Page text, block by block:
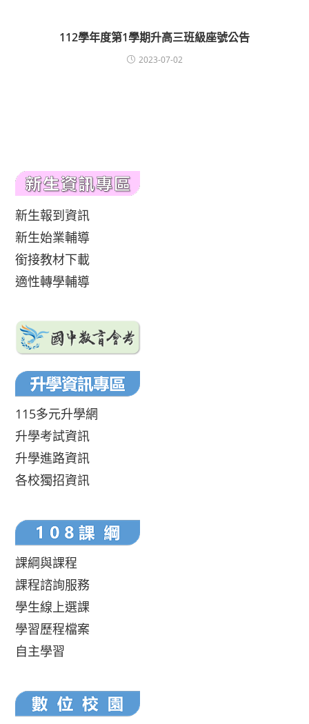
112學年度第1學期升高三班級座號公告
2023-07-02
新生報到資訊
新生始業輔導
銜接教材下載
適性轉學輔導
115多元升學網
升學考試資訊
升學進路資訊
各校獨招資訊
課綱與課程
課程諮詢服務
學生線上選課
學習歷程檔案
自主學習